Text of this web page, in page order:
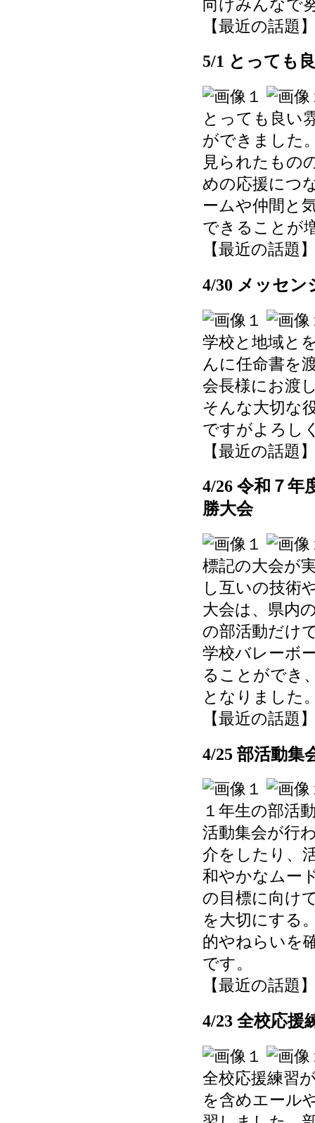
向けみんなで
【最近の話題
5/1 とっても
とっても良い
ができました
見られたもの
めの応援につ
ームや仲間と
できることが
【最近の話題
4/30 メッセン
学校と地域と
んに任命書を
会長様にお渡
そんな大切な
ですがよろし
【最近の話題
4/26 令和７年
勝大会
標記の大会が
し互いの技術
大会は、県内
の部活動だけ
学校バレーボ
ることができ
となりました
【最近の話題
4/25 部活動集
１年生の部活
活動集会が行
介をしたり、
和やかなムー
の目標に向け
を大切にする
的やねらいを
です。
【最近の話題
4/23 全校応援
全校応援練習
を含めエール